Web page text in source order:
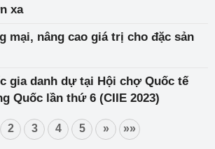
xa
mại, nâng cao giá trị cho đặc sản
gia danh dự tại Hội chợ Quốc tế
Quốc lần thứ 6 (CIIE 2023)
2 3 4 5 » »»